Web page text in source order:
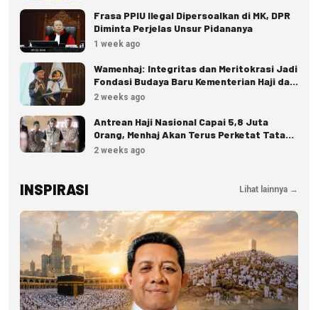
Frasa PPIU Ilegal Dipersoalkan di MK, DPR
Diminta Perjelas Unsur Pidananya
1 week ago
Wamenhaj: Integritas dan Meritokrasi Jadi
Fondasi Budaya Baru Kementerian Haji dan
Umrah
2 weeks ago
Antrean Haji Nasional Capai 5,8 Juta
Orang, Menhaj Akan Terus Perketat Tata
Kelola
2 weeks ago
INSPIRASI Lihat lainnya →